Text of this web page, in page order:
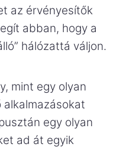
az érvényesítők
abban, hogy a
hálózattá váljon.
mint egy olyan
egy olyan
ad át egyik